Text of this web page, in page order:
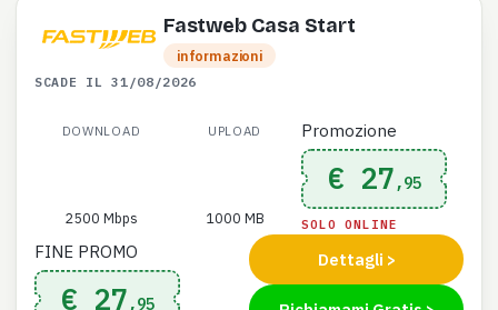
Fastweb Casa Start
informazioni
SCADE IL 31/08/2026
DOWNLOAD
2500 Mbps
UPLOAD
1000 MB
Promozione
€ 27 ,95
SOLO ONLINE
FINE PROMO
€ 27 ,95
Dettagli >